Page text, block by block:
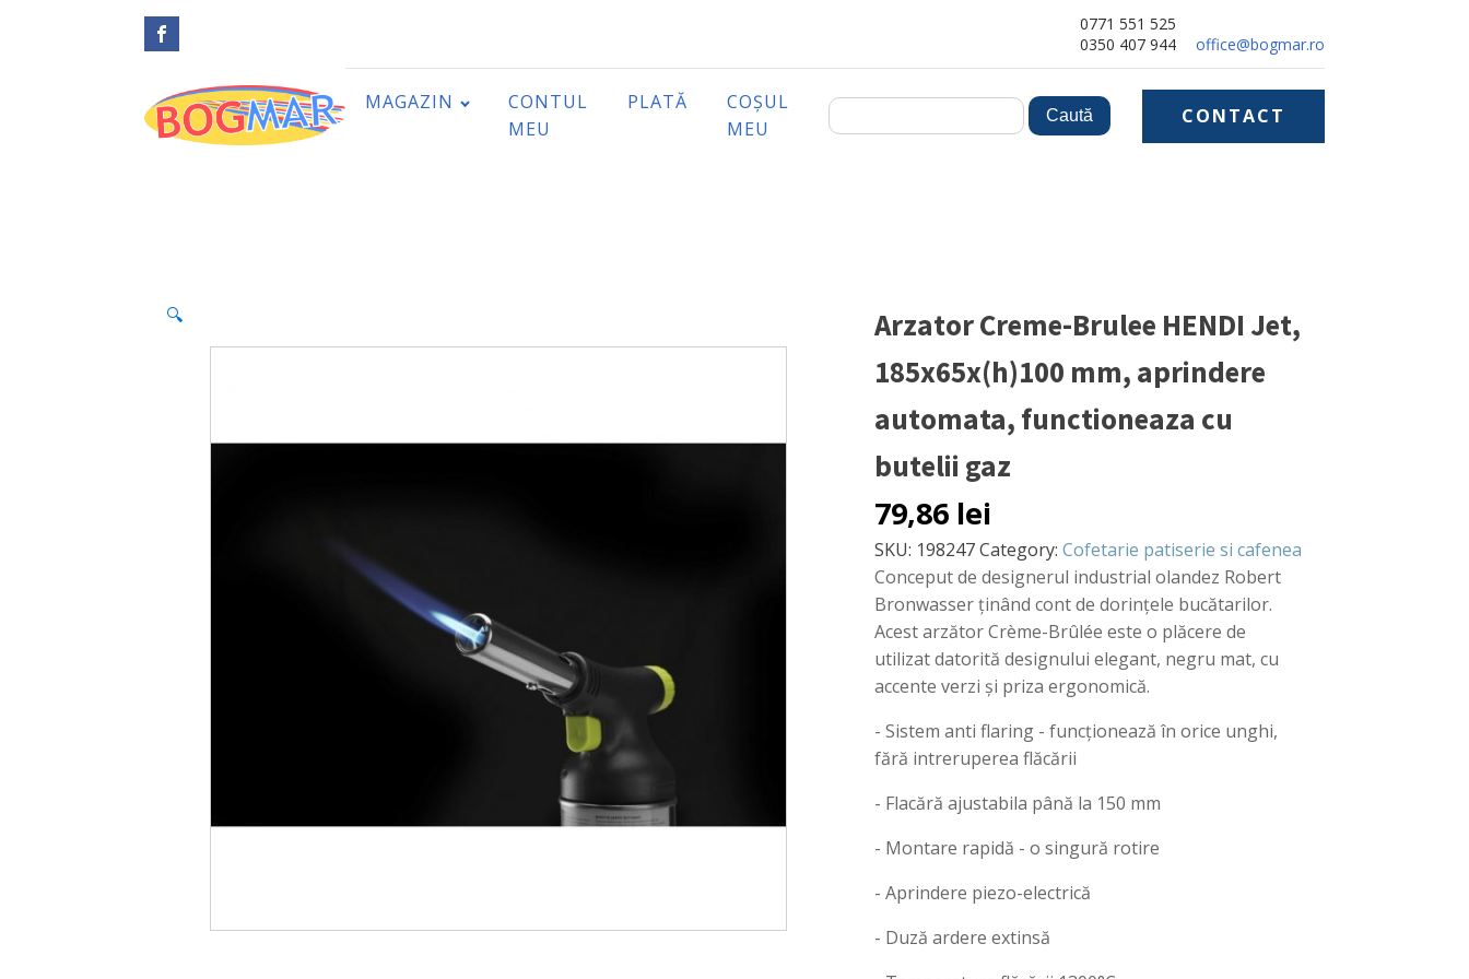
0771 551 525
0350 407 944
office@bogmar.ro
MAGAZIN
CONTUL
MEU
PLATĂ
COȘUL
MEU
CONTACT
🔍
Arzator Creme-Brulee HENDI Jet,
185x65x(h)100 mm, aprindere
automata, functioneaza cu
butelii gaz
79,86 lei
SKU: 198247Category: Cofetarie patiserie si cafenea
Conceput de designerul industrial olandez Robert
Bronwasser ținând cont de dorințele bucătarilor.
Acest arzător Crème-Brûlée este o plăcere de
utilizat datorită designului elegant, negru mat, cu
accente verzi și priza ergonomică.
- Sistem anti flaring - funcționează în orice unghi,
fără intreruperea flăcării
- Flacără ajustabila până la 150 mm
- Montare rapidă - o singură rotire
- Aprindere piezo-electrică
- Duză ardere extinsă